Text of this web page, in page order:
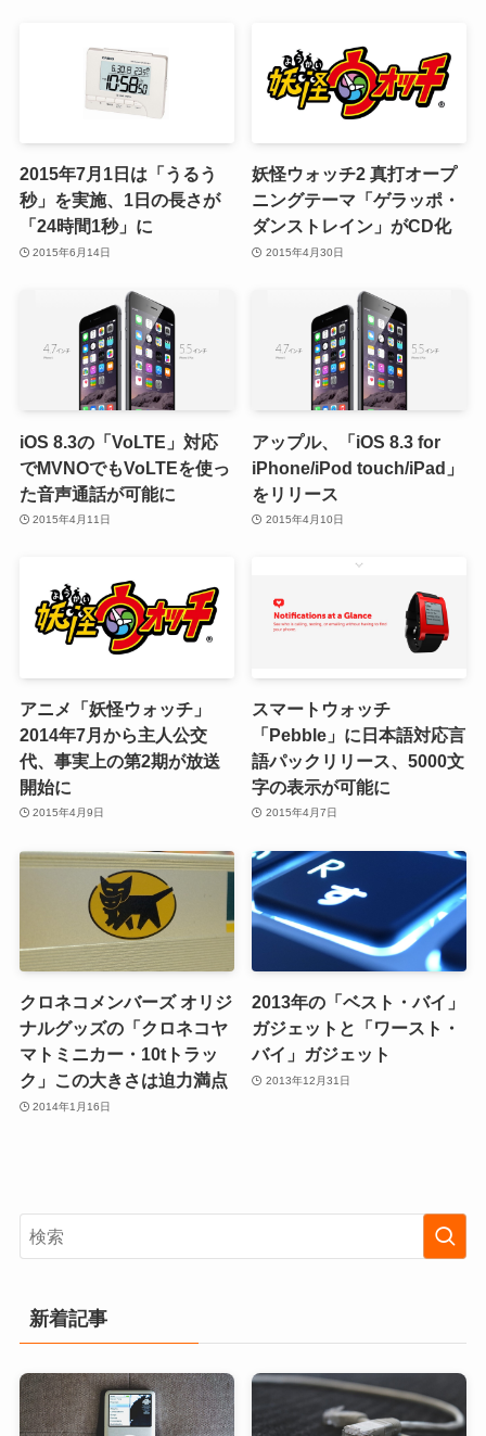
2015年7月1日は「うるう
秒」を実施、1日の長さが
「24時間1秒」に
2015年6月14日
妖怪ウォッチ2 真打オープ
ニングテーマ「ゲラッポ・
ダンストレイン」がCD化
2015年4月30日
iOS 8.3の「VoLTE」対応
でMVNOでもVoLTEを使っ
た音声通話が可能に
2015年4月11日
アップル、「iOS 8.3 for
iPhone/iPod touch/iPad」
をリリース
2015年4月10日
アニメ「妖怪ウォッチ」
2014年7月から主人公交
代、事実上の第2期が放送
開始に
2015年4月9日
スマートウォッチ
「Pebble」に日本語対応言
語パックリリース、5000文
字の表示が可能に
2015年4月7日
クロネコメンバーズ オリジ
ナルグッズの「クロネコヤ
マトミニカー・10tトラッ
ク」この大きさは迫力満点
2014年1月16日
2013年の「ベスト・バイ」
ガジェットと「ワースト・
バイ」ガジェット
2013年12月31日
新着記事